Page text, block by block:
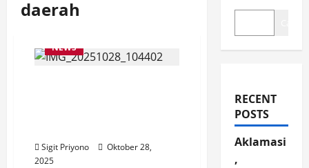
daerah
NEWS
Sigit Priyono
Oktober 28,
2025
RECENT
POSTS
Aklamasi
,